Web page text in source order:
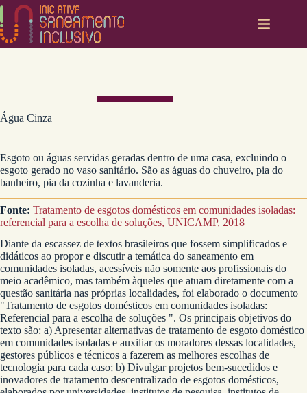
Pular
o
conteúdo
Água Cinza
Esgoto ou águas servidas geradas dentro de uma casa, excluindo o
esgoto gerado no vaso sanitário. São as águas do chuveiro, pia do
banheiro, pia da cozinha e lavanderia.
Fonte: Tratamento de esgotos domésticos em comunidades isoladas:
referencial para a escolha de soluções, UNICAMP, 2018
Diante da escassez de textos brasileiros que fossem simplificados e
didáticos ao propor e discutir a temática do saneamento em
comunidades isoladas, acessíveis não somente aos profissionais do
meio acadêmico, mas também àqueles que atuam diretamente com a
questão sanitária nas próprias localidades, foi elaborado o documento
"Tratamento de esgotos domésticos em comunidades isoladas:
Referencial para a escolha de soluções ". Os principais objetivos do
texto são: a) Apresentar alternativas de tratamento de esgoto doméstico
em comunidades isoladas e auxiliar os moradores dessas localidades,
gestores públicos e técnicos a fazerem as melhores escolhas de
tecnologia para cada caso; b) Divulgar projetos bem-sucedidos e
inovadores de tratamento descentralizado de esgotos domésticos,